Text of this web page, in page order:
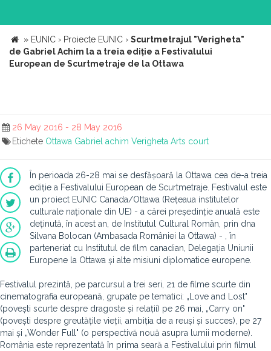
» EUNIC › Proiecte EUNIC › Scurtmetrajul "Verigheta"
de Gabriel Achim la a treia ediție a Festivalului
European de Scurtmetraje de la Ottawa
26 May 2016 - 28 May 2016
Etichete Ottawa Gabriel achim Verigheta Arts court
În perioada 26-28 mai se desfășoară la Ottawa cea de-a treia
ediție a Festivalului European de Scurtmetraje. Festivalul este
un proiect EUNIC Canada/Ottawa (Rețeaua institutelor
culturale naționale din UE) - a cărei președinție anuală este
deținută, în acest an, de Institutul Cultural Român, prin dna
Silvana Bolocan (Ambasada României la Ottawa) - , în
parteneriat cu Institutul de film canadian, Delegația Uniunii
Europene la Ottawa și alte misiuni diplomatice europene.
Festivalul prezintă, pe parcursul a trei seri, 21 de filme scurte din
cinematografia europeană, grupate pe tematici: „Love and Lost"
(povești scurte despre dragoste și relații) pe 26 mai, „Carry on"
(povești despre greutățile vieții, ambiția de a reuși și succes), pe 27
mai și „Wonder Full" (o perspectivă nouă asupra lumii moderne).
România este reprezentată în prima seară a Festivalului prin filmul